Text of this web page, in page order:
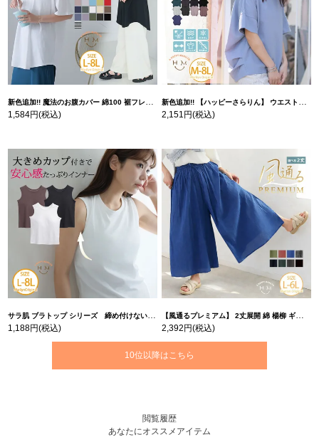
新色追加!! 魔法のお腹カバー 綿100 裾フレア Tシャツ | 大きいサイズの通販ならハッピーマリリン
1,584円(税込)
新色追加!! 【ハッピーさらりん】 ウエストタック入り スッキリ魅せ コクーントップス | 大きいサイズの通販ならハッピーマリリン
2,151円(税込)
サラ肌 ブラトップ シリーズ 締め付けない リブ タンクトップ | 大きいサイズの通販ならハッピーマリリン
1,188円(税込)
【風通るプレミアム】 2丈展開 綿 楊柳 ギャザー フレア スカンツ 【ウェストゴム】 | 大きいサイズの通販ならハッピーマリリン
2,392円(税込)
10位以降はこちら
閲覧履歴
あなたにオススメアイテム